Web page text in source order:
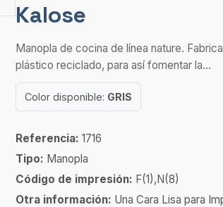
Kalose
Manopla de cocina de línea nature.
plástico reciclado, para así fomentar la...
Color disponible: GRIS
Referencia: 1716
Tipo: Manopla
Código de impresión: F(1),N(8)
Otra información: Una Cara Lisa para